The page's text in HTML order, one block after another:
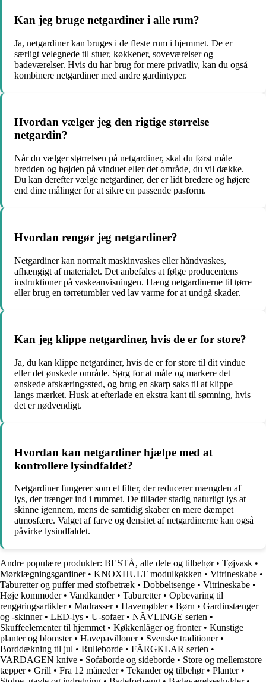
Kan jeg bruge netgardiner i alle rum?
Ja, netgardiner kan bruges i de fleste rum i hjemmet. De er
særligt velegnede til stuer, køkkener, soveværelser og
badeværelser. Hvis du har brug for mere privatliv, kan du også
kombinere netgardiner med andre gardintyper.
Hvordan vælger jeg den rigtige størrelse
netgardin?
Når du vælger størrelsen på netgardiner, skal du først måle
bredden og højden på vinduet eller det område, du vil dække.
Du kan derefter vælge netgardiner, der er lidt bredere og højere
end dine målinger for at sikre en passende pasform.
Hvordan rengør jeg netgardiner?
Netgardiner kan normalt maskinvaskes eller håndvaskes,
afhængigt af materialet. Det anbefales at følge producentens
instruktioner på vaskeanvisningen. Hæng netgardinerne til tørre
eller brug en tørretumbler ved lav varme for at undgå skader.
Kan jeg klippe netgardiner, hvis de er for store?
Ja, du kan klippe netgardiner, hvis de er for store til dit vindue
eller det ønskede område. Sørg for at måle og markere det
ønskede afskæringssted, og brug en skarp saks til at klippe
langs mærket. Husk at efterlade en ekstra kant til sømning, hvis
det er nødvendigt.
Hvordan kan netgardiner hjælpe med at
kontrollere lysindfaldet?
Netgardiner fungerer som et filter, der reducerer mængden af ​​
lys, der trænger ind i rummet. De tillader stadig naturligt lys at
skinne igennem, mens de samtidig skaber en mere dæmpet
atmosfære. Valget af farve og densitet af netgardinerne kan også
påvirke lysindfaldet.
Andre populære produkter: BESTÅ, alle dele og tilbehør• Tøjvask •
Mørklægningsgardiner• KNOXHULT modulkøkken • Vitrineskabe •
Taburetter og puffer med stofbetræk • Dobbeltsenge • Vitrineskabe •
Høje kommoder• Vandkander• Taburetter• Opbevaring til
rengøringsartikler• Madrasser• Havemøbler• Børn • Gardinstænger
og -skinner• LED-lys • U-sofaer• NÄVLINGE serien •
Skuffeelementer til hjemmet• Køkkenlåger og fronter• Kunstige
planter og blomster• Havepavilloner• Svenske traditioner•
Borddækning til jul • Rulleborde • FÄRGKLAR serien •
VARDAGEN knive • Sofaborde og sideborde • Store og mellemstore
tæpper• Grill • Fra 12 måneder• Tekander og tilbehør• Planter•